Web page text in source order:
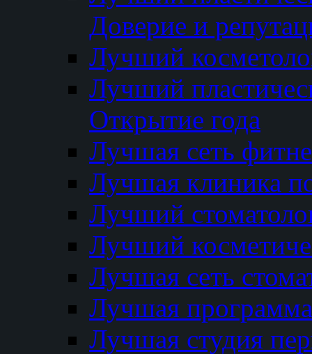
Доверие и
Лучший
Лучший
Открытие года
Лучшая сеть
Лучшая клиника
Лучший
Лучший
Лучшая сеть
Лучшая программа
Лучшая студия